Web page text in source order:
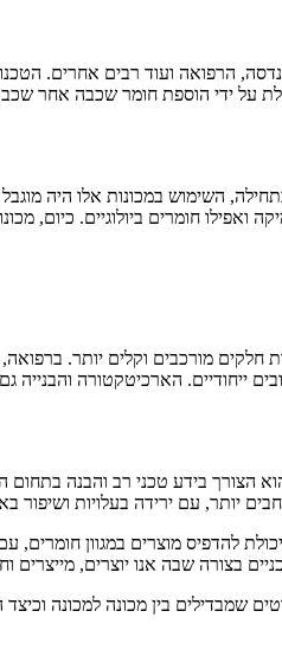
הרפואה ועוד רבים אחרים.
על ידי הוספת חומר שכבה
80 ומאז הן עברו מהפכה טכנולוגית. בתחילה,
חומרים ביולוגיים. כיום,
מורכבים וקלים יותר.
ייחודיים. הארכיטקטורה
הצורך בידע טכני רב והבנה בתחום
יותר, עם ירידה בעלויות ושיפור
להדפיס מוצרים במגוון חומרים,
בצורה שבה אנו יוצרים, מייצרים
בין מכונה למכונה וכיצד